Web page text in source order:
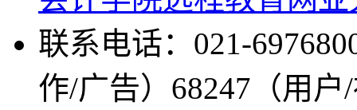
联系电话：021-
作/广告）68247（用户